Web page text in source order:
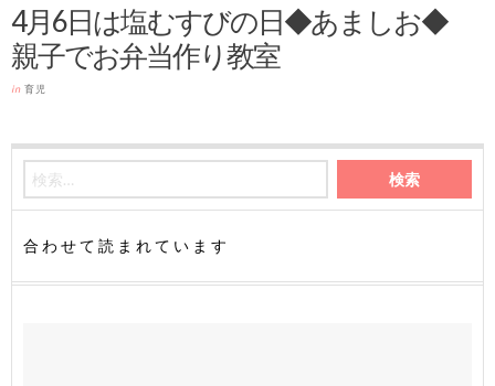
4月6日は塩むすびの日◆あましお◆
親子でお弁当作り教室
in 育児
合わせて読まれています